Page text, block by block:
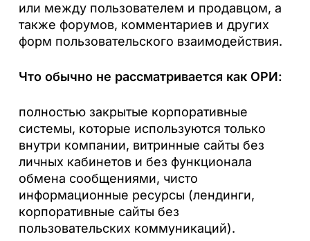
или между пользователем и продавцом, а
также форумов, комментариев и других
форм пользовательского взаимодействия.
Что обычно не рассматривается как ОРИ:
полностью закрытые корпоративные
системы, которые используются только
внутри компании, витринные сайты без
личных кабинетов и без функционала
обмена сообщениями, чисто
информационные ресурсы (лендинги,
корпоративные сайты без
пользовательских коммуникаций).